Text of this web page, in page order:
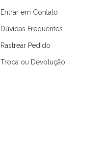
Entrar em Contato
Dúvidas Frequentes
Rastrear Pedido
Troca ou Devolução